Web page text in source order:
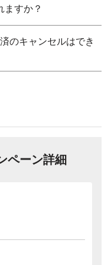
ますか？
のキャンセルはでき
ペーン詳細